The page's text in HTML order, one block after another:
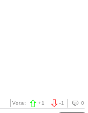
0
-1
Vota: +1